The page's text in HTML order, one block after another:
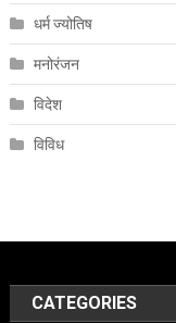
धर्म ज्योतिष
मनोरंजन
विदेश
विविध
CATEGORIES